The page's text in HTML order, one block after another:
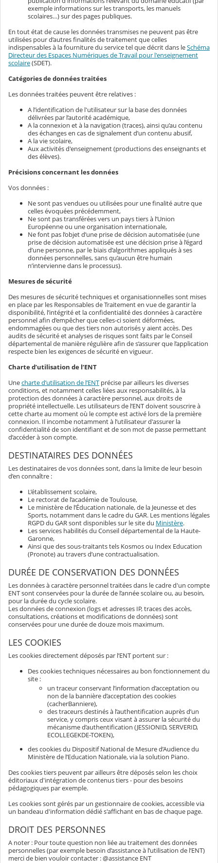
exemple informations sur les transports, les manuels
scolaires…) sur des pages publiques.
En tout état de cause les données transmises ne peuvent pas être
utilisées pour d’autres finalités de traitement que celles
indispensables à la fourniture du service tel que décrit dans leSchéma
Directeur des Espaces Numériques de Travail pour l'enseignement
scolaire(SDET).
Catégories de données traitées
Les données traitées peuvent être relatives :
A l’identification de l'utilisateur sur la base des données
délivrées par l’autorité académique,
A la connexion et à la navigation (traces), ainsi qu’au contenu
des échanges en cas de signalement d’un contenu abusif,
A la vie scolaire,
Aux activités d'enseignement (productions des enseignants et
des élèves).
Précisions concernant les données
Vos données :
Ne sont pas vendues ou utilisées pour une finalité autre que
celles évoquées précédemment,
Ne sont pas transférées vers un pays tiers à l’Union
Européenne ou une organisation internationale,
Ne font pas l’objet d’une prise de décision automatisée (une
prise de décision automatisée est une décision prise à l’égard
d’une personne, par le biais d’algorithmes appliqués à ses
données personnelles, sans qu’aucun être humain
n’intervienne dans le processus).
Mesures de sécurité
Des mesures de sécurité techniques et organisationnelles sont mises
en place par les Responsables de Traitement en vue de garantir la
disponibilité, l’intégrité et la confidentialité des données à caractère
personnel afin d’empêcher que celles-ci soient déformées,
endommagées ou que des tiers non autorisés y aient accès. Des
audits de sécurité et analyses de risques sont faits par le Conseil
départemental de manière régulière afin de s’assurer que l’application
respecte bien les exigences de sécurité en vigueur.
Charte d’utilisation de l’ENT
Unecharte d’utilisation de l’ENT précise par ailleurs les diverses
conditions, et notamment celles liées aux responsabilités, à la
protection des données à caractère personnel, aux droits de
propriété intellectuelle. Les utilisateurs de l’ENT doivent souscrire à
cette charte au moment où le compte est activé lors de la première
connexion. Il incombe notamment à l’utilisateur d'assurer la
confidentialité de son identifiant et de son mot de passe permettant
d’accéder à son compte.
DESTINATAIRES DES DONNÉES
Les destinataires de vos données sont, dans la limite de leur besoin
d’en connaître :
L’établissement scolaire,
Le rectorat de l’académie de Toulouse,
Le ministère de l’Éducation nationale, de la Jeunesse et des
Sports, notamment dans le cadre du GAR. Les mentions légales
RGPD du GAR sont disponibles sur le site du Ministère.
Les services habilités du Conseil départemental de la Haute-
Garonne,
Ainsi que des sous-traitants tels Kosmos ou Index Education
(Pronote) au travers d’une contractualisation.
DURÉE DE CONSERVATION DES DONNÉES
Les données à caractère personnel traitées dans le cadre d'un compte
ENT sont conservées pour la durée de l’année scolaire ou, au besoin,
pour la durée du cycle scolaire.
Les données de connexion (logs et adresses IP, traces des accès,
consultations, créations et modifications de données) sont
conservées pour une durée de douze mois maximum.
LES COOKIES
Les cookies directement déposés par l’ENT portent sur :
Des cookies techniques nécessaires au bon fonctionnement du
site :
un traceur conservant l’information d’acceptation ou
non de la bannière d’acceptation des cookies
(cacherBanniere),
des traceurs destinés à l’authentification auprès d’un
service, y compris ceux visant à assurer la sécurité du
mécanisme d’authentification (JESSIONID, SERVERID,
ECOLLEGEKDE-TOKEN),
des cookies du Dispositif National de Mesure d’Audience du
Ministère de l’Education Nationale, via la solution Piano.
Des cookies tiers peuvent par ailleurs être déposés selon les choix
éditoriaux d'intégration de contenus tiers - pour des besoins
pédagogiques par exemple.
Les cookies sont gérés par un gestionnaire de cookies, accessible via
un bandeau d'information dédié s'affichant en bas de chaque page.
DROIT DES PERSONNES
A noter : Pour toute question non liée au traitement des données
personnelles (par exemple besoin d’assistance à l’utilisation de l’ENT)
merci de bien vouloir contacter : @assistance ENT